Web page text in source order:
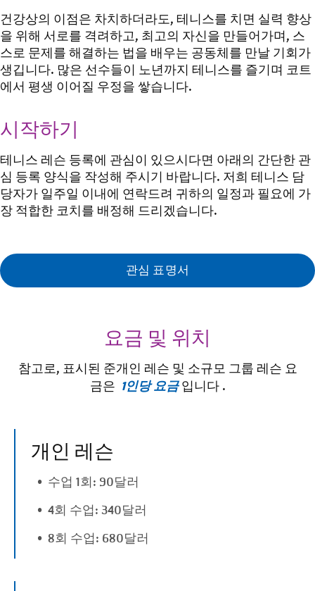
건강상의 이점은 차치하더라도, 테니스를 치면 실력 향상
을 위해 서로를 격려하고, 최고의 자신을 만들어가며, 스
스로 문제를 해결하는 법을 배우는 공동체를 만날 기회가
생깁니다. 많은 선수들이 노년까지 테니스를 즐기며 코트
에서 평생 이어질 우정을 쌓습니다.
시작하기
테니스 레슨 등록에 관심이 있으시다면 아래의 간단한 관
심 등록 양식을 작성해 주시기 바랍니다. 저희 테니스 담
당자가 일주일 이내에 연락드려 귀하의 일정과 필요에 가
장 적합한 코치를 배정해 드리겠습니다.
관심 표명서
요금 및 위치
참고로, 표시된 준개인 레슨 및 소규모 그룹 레슨 요
금은 1인당 요금입니다 .
개인 레슨
수업 1회: 90달러
4회 수업: 340달러
8회 수업: 680달러